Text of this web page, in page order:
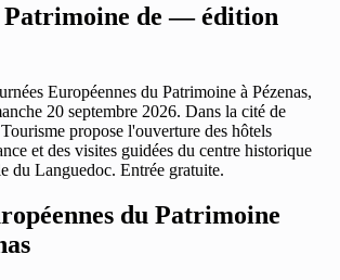
Patrimoine de — édition
Européennes du Patrimoine à Pézenas,
20 septembre 2026. Dans la cité de
propose l'ouverture des hôtels
et des visites guidées du centre historique
du Languedoc. Entrée gratuite.
du Patrimoine